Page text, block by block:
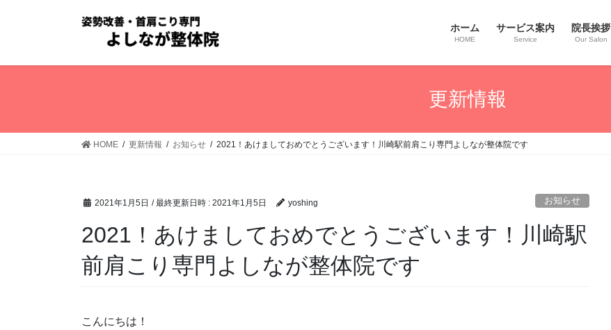
ホーム
HOME
サービス案内
Service
院長挨拶
Our Salon
更新情報
HOME 更新情報 お知らせ 2021！あけましておめでとうございます！川崎駅前肩こり専門よしなが整体院です
2021年1月5日 / 最終更新日時 : 2021年1月5日 yoshing お知らせ
2021！あけましておめでとうございます！川崎駅
前肩こり専門よしなが整体院です
こんにちは！